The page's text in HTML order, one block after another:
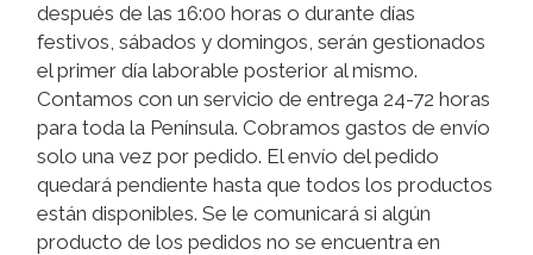
después de las 16:00 horas o durante días
festivos, sábados y domingos, serán gestionados
el primer día laborable posterior al mismo.
Contamos con un servicio de entrega 24-72 horas
para toda la Península. Cobramos gastos de envío
solo una vez por pedido. El envío del pedido
quedará pendiente hasta que todos los productos
están disponibles. Se le comunicará si algún
producto de los pedidos no se encuentra en